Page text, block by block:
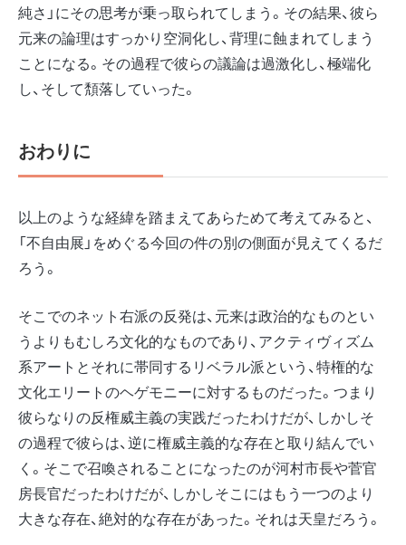
純さ」にその思考が乗っ取られてしまう。その結果、彼ら
元来の論理はすっかり空洞化し、背理に蝕まれてしまう
ことになる。その過程で彼らの議論は過激化し、極端化
し、そして頽落していった。
おわりに
以上のような経緯を踏まえてあらためて考えてみると、
「不自由展」をめぐる今回の件の別の側面が見えてくるだ
ろう。
そこでのネット右派の反発は、元来は政治的なものとい
うよりもむしろ文化的なものであり、アクティヴィズム
系アートとそれに帯同するリベラル派という、特権的な
文化エリートのヘゲモニーに対するものだった。つまり
彼らなりの反権威主義の実践だったわけだが、しかしそ
の過程で彼らは、逆に権威主義的な存在と取り結んでい
く。そこで召喚されることになったのが河村市長や菅官
房長官だったわけだが、しかしそこにはもう一つのより
大きな存在、絶対的な存在があった。それは天皇だろう。